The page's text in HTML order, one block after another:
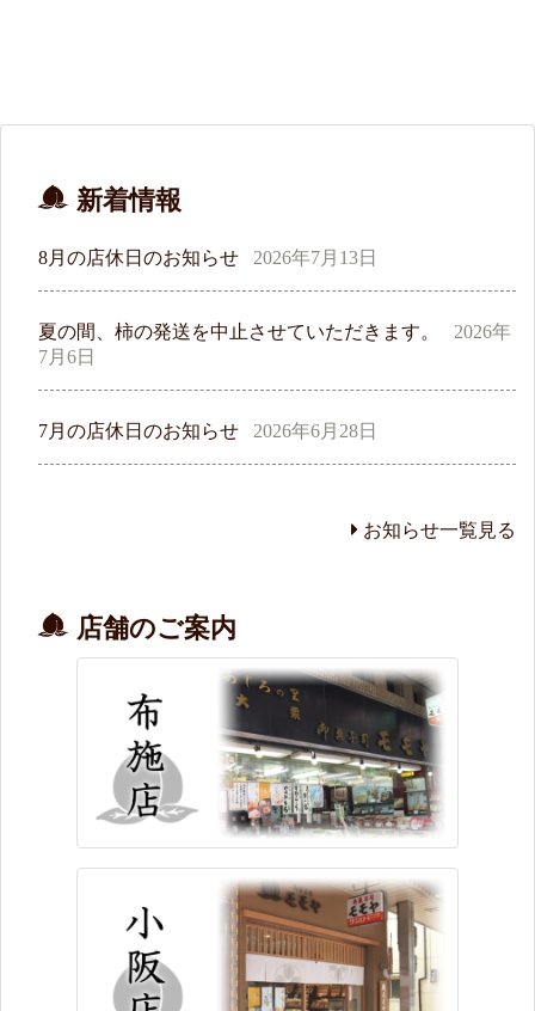
新着情報
8月の店休日のお知らせ 2026年7月13日
夏の間、柿の発送を中止させていただきます。
2026年
7月6日
7月の店休日のお知らせ 2026年6月28日
お知らせ一覧見る
店舗のご案内